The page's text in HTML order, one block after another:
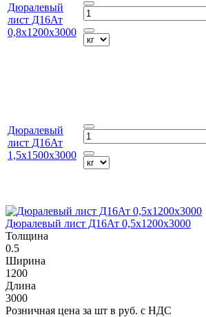
Дюралевый
лист Д16Ат
0,8х1200х3000
Дюралевый
лист Д16Ат
1,5х1500х3000
Дюралевый лист Д16Ат 0,5х1200х3000
Толщина
0.5
Ширина
1200
Длина
3000
Розничная цена за шт в руб. с НДС